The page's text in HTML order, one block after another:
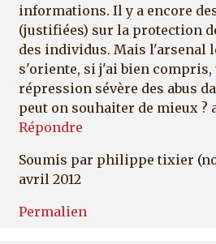
informations. Il y a encore
(justifiées) sur la protection
des individus. Mais l'arsenal
s'oriente, si j'ai bien compris,
répression sévère des abus
peut on souhaiter de mieux ?
Répondre
Soumis par philippe tixier
avril 2012
Permalien